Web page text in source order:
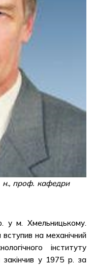
проф. кафедри
у м. Хмельницькому.
на механічний
інституту
закінчив у 1975 р. за